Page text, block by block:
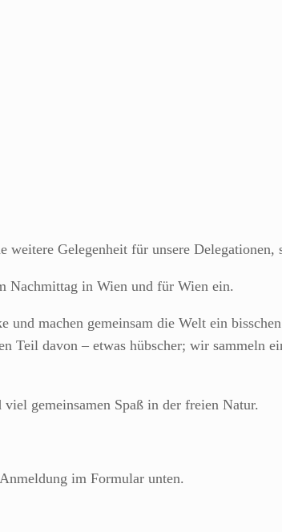
Gelegenheit für unsere Delegationen,
Nachmittag in Wien und für Wien ein.
machen gemeinsam die Welt ein
Teil davon – etwas hübscher; wir sammeln
gemeinsamen Spaß in der freien Natur.
im Formular unten.